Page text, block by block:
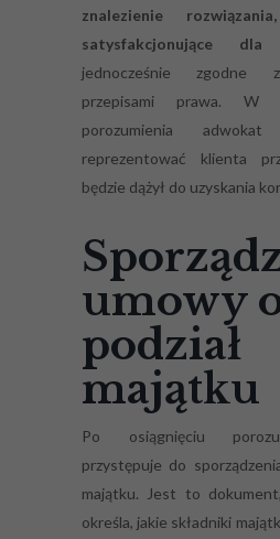
znalezienie
satysfakcjonujące
jednocześnie zgodne
przepisami prawa. W
porozumienia
reprezentować klienta
będzie dążył do uzyskania
umowy
podział
majątku
Po osiągnięciu
przystępuje do
majątku. Jest to
określa, jakie składniki